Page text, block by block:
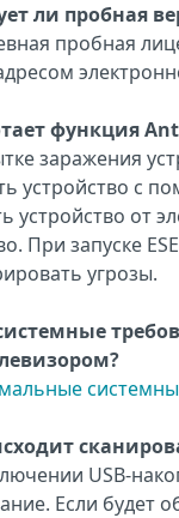
ли пробная
пробная
функция
заражения
устройство с
устройство от
При запуске
угрозы.
USB-
Если будет